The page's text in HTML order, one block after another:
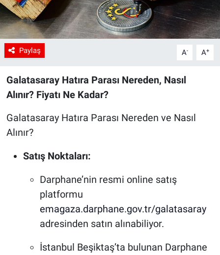
Paylaş A- A+
Galatasaray Hatıra Parası Nereden, Nasıl
Alınır? Fiyatı Ne Kadar?
Galatasaray Hatıra Parası Nereden ve Nasıl
Alınır?
Satış Noktaları:
Darphane’nin resmi online satış
platformu
emagaza.darphane.gov.tr/galatasaray
adresinden satın alınabiliyor.
İstanbul Beşiktaş’ta bulunan Darphane